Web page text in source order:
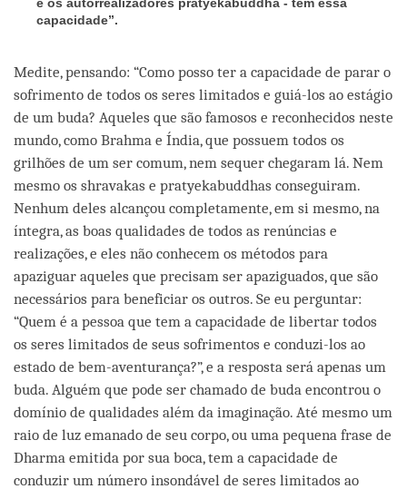
capacidade”.
Medite, pensando: “Como posso ter a capacidade de parar o
sofrimento de todos os seres limitados e guiá-los ao estágio
de um buda? Aqueles que são famosos e reconhecidos neste
mundo, como Brahma e Índia, que possuem todos os
grilhões de um ser comum, nem sequer chegaram lá. Nem
mesmo os shravakas e pratyekabuddhas conseguiram.
Nenhum deles alcançou completamente, em si mesmo, na
íntegra, as boas qualidades de todos as renúncias e
realizações, e eles não conhecem os métodos para
apaziguar aqueles que precisam ser apaziguados, que são
necessários para beneficiar os outros. Se eu perguntar:
“Quem é a pessoa que tem a capacidade de libertar todos
os seres limitados de seus sofrimentos e conduzi-los ao
estado de bem-aventurança?”, e a resposta será apenas um
buda. Alguém que pode ser chamado de buda encontrou o
domínio de qualidades além da imaginação. Até mesmo um
raio de luz emanado de seu corpo, ou uma pequena frase de
Dharma emitida por sua boca, tem a capacidade de
conduzir um número insondável de seres limitados ao